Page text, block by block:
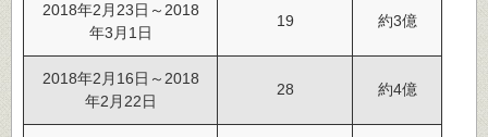
2018年2月23日～2018
年3月1日
19 約3億
2018年2月16日～2018
年2月22日
28 約4億